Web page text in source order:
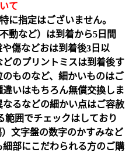
て
に指定はございません。
動など）は到着から5日間
傷などおは到着後3日以
のプリントミスは到着後す
ものなど、細かいものはご
いはもちろん無償交換しま
るなどの細かい点はご容赦
範囲でチェックはしており
文字盤の数字のかすみなど
部にこだわられる方のご購